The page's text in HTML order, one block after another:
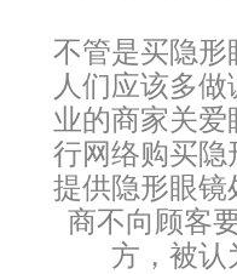
不管是买隐形
人们应该多
业的商家关
行网络购买
提供隐形眼
商不向顾客
方，被认